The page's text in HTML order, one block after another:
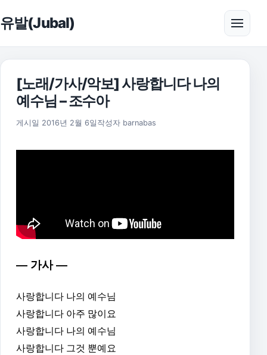
유발(Jubal) 메뉴
[노래/가사/악보] 사랑합니다 나의
예수님 – 조수아
게시일 2016년 2월 6일 2025년 11월 18일
작성자 barnabas
— 가사 —
사랑합니다 나의 예수님
사랑합니다 아주 많이요
사랑합니다 나의 예수님
사랑합니다 그것 뿐예요